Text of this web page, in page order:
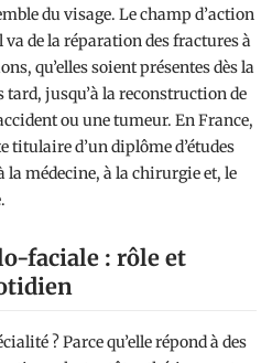
du visage. Le champ d’action
de la réparation des fractures à
qu’elles soient présentes dès la
jusqu’à la reconstruction de
ou une tumeur. En France,
titulaire d’un diplôme d’études
la médecine, à la chirurgie et, le
faciale : rôle et
? Parce qu’elle répond à des